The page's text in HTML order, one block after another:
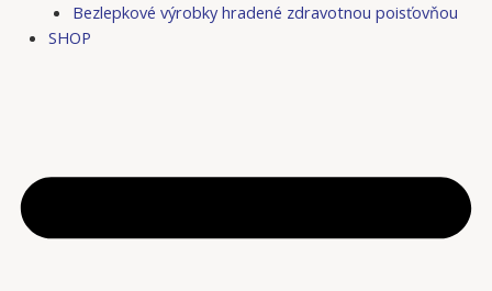
Bezlepkové výrobky hradené zdravotnou poisťovňou
SHOP